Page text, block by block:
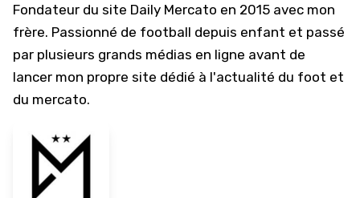
Fondateur du site Daily Mercato en 2015 avec mon
frère. Passionné de football depuis enfant et passé
par plusieurs grands médias en ligne avant de
lancer mon propre site dédié à l'actualité du foot et
du mercato.